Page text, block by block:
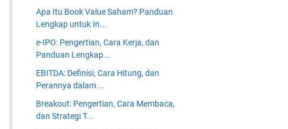
Apa Itu Book Value Saham? Panduan
Lengkap untuk In...
e-IPO: Pengertian, Cara Kerja, dan
Panduan Lengkap...
EBITDA: Definisi, Cara Hitung, dan
Perannya dalam ...
Breakout: Pengertian, Cara Membaca,
dan Strategi T...